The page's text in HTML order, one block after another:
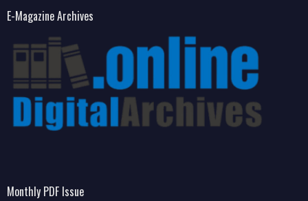
E-Magazine Archives
Monthly PDF Issue